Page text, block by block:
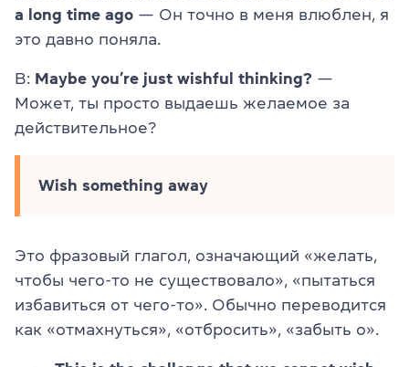
a long time ago — Он точно в меня влюблен, я
это давно поняла.
В: Maybe you’re just wishful thinking? —
Может, ты просто выдаешь желаемое за
действительное?
Wish something away
Это фразовый глагол, означающий «желать,
чтобы чего-то не существовало», «пытаться
избавиться от чего-то». Обычно переводится
как «отмахнуться», «отбросить», «забыть о».